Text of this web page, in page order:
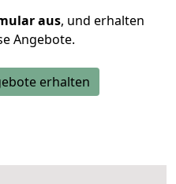
aus, und erhalten
Angebote.
erhalten